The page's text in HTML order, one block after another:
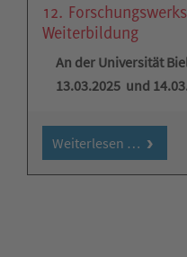
12.
Weiterbildung
An der Universität
13.03.2025 und
Weiterlesen …